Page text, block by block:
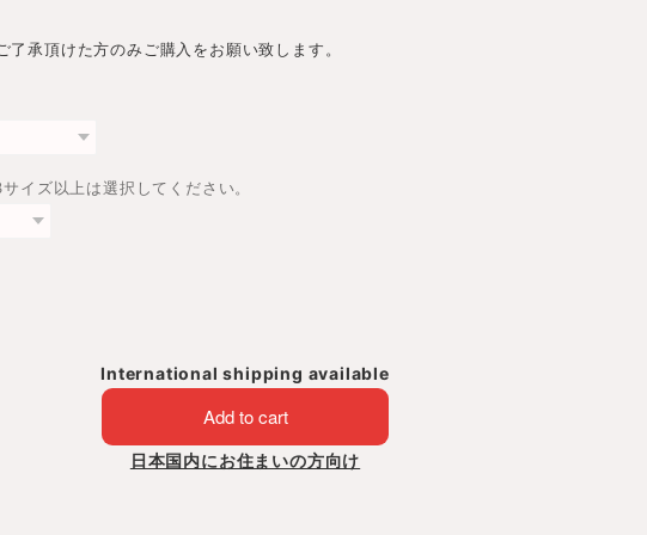
了承頂けた方のみご購入をお願い致します。
イズ以上は選択してください。
International shipping available
Add to cart
日本国内にお住まいの方向け